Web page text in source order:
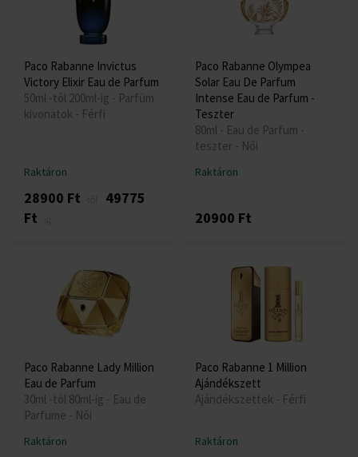
Paco Rabanne Invictus
Victory Elixir Eau de Parfum
50ml -tól 200ml-ig - Parfüm
kivonatok - Férfi
Raktáron
28900 Ft
49775
Ft
Paco Rabanne Olympea
Solar Eau De Parfum
Intense Eau de Parfum -
Teszter
80ml - Eau de Parfum -
teszter - Női
Raktáron
20900 Ft
Paco Rabanne Lady Million
Eau de Parfum
30ml -tól 80ml-ig - Eau de
Parfume - Női
Raktáron
Paco Rabanne 1 Million
Ajándékszett
Ajándékszettek - Férfi
Raktáron